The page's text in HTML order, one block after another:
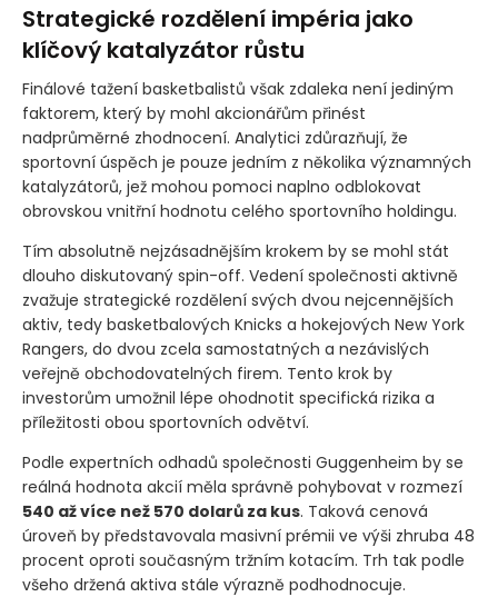
Strategické rozdělení impéria jako
klíčový katalyzátor růstu
Finálové tažení basketbalistů však zdaleka není jediným
faktorem, který by mohl akcionářům přinést
nadprůměrné zhodnocení. Analytici zdůrazňují, že
sportovní úspěch je pouze jedním z několika významných
katalyzátorů, jež mohou pomoci naplno odblokovat
obrovskou vnitřní hodnotu celého sportovního holdingu.
Tím absolutně nejzásadnějším krokem by se mohl stát
dlouho diskutovaný spin-off. Vedení společnosti aktivně
zvažuje strategické rozdělení svých dvou nejcennějších
aktiv, tedy basketbalových Knicks a hokejových New York
Rangers, do dvou zcela samostatných a nezávislých
veřejně obchodovatelných firem. Tento krok by
investorům umožnil lépe ohodnotit specifická rizika a
příležitosti obou sportovních odvětví.
Podle expertních odhadů společnosti Guggenheim by se
reálná hodnota akcií měla správně pohybovat v rozmezí
540 až více než 570 dolarů za kus. Taková cenová
úroveň by představovala masivní prémii ve výši zhruba 48
procent oproti současným tržním kotacím. Trh tak podle
všeho držená aktiva stále výrazně podhodnocuje.